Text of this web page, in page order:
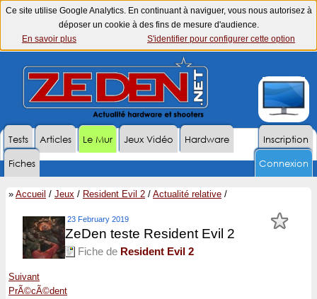
Ce site utilise Google Analytics. En continuant à naviguer, vous nous autorisez à
déposer un cookie à des fins de mesure d'audience.
En savoir plus
S'identifier pour configurer cette option
Inscription
Tests Articles Le Mur Jeux Vidéo
Hardware
Fiches
Connexion
» Accueil / Jeux / Resident Evil 2 / Actualité relative /
23 February 2019
ZeDen teste Resident Evil 2
Fiche de Resident Evil 2
Suivant
PrÃ©cÃ©dent